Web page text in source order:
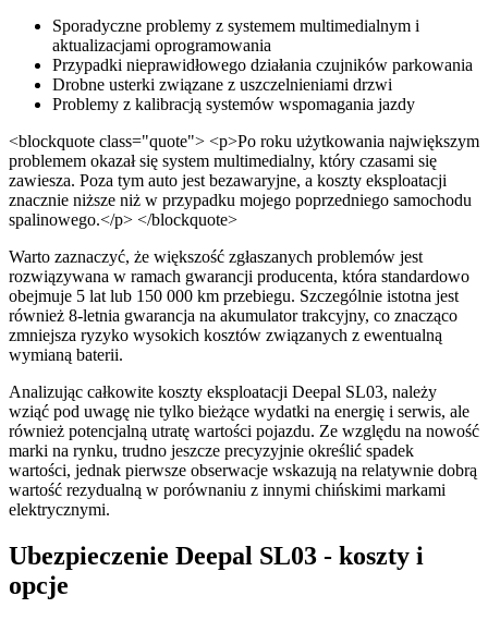
Sporadyczne problemy z systemem multimedialnym i
aktualizacjami oprogramowania
Przypadki nieprawidłowego działania czujników parkowania
Drobne usterki związane z uszczelnieniami drzwi
Problemy z kalibracją systemów wspomagania jazdy
<blockquote class="quote"> <p>Po roku użytkowania największym
problemem okazał się system multimedialny, który czasami się
zawiesza. Poza tym auto jest bezawaryjne, a koszty eksploatacji
znacznie niższe niż w przypadku mojego poprzedniego samochodu
spalinowego.</p> </blockquote>
Warto zaznaczyć, że większość zgłaszanych problemów jest
rozwiązywana w ramach gwarancji producenta, która standardowo
obejmuje 5 lat lub 150 000 km przebiegu. Szczególnie istotna jest
również 8-letnia gwarancja na akumulator trakcyjny, co znacząco
zmniejsza ryzyko wysokich kosztów związanych z ewentualną
wymianą baterii.
Analizując całkowite koszty eksploatacji Deepal SL03, należy
wziąć pod uwagę nie tylko bieżące wydatki na energię i serwis, ale
również potencjalną utratę wartości pojazdu. Ze względu na nowość
marki na rynku, trudno jeszcze precyzyjnie określić spadek
wartości, jednak pierwsze obserwacje wskazują na relatywnie dobrą
wartość rezydualną w porównaniu z innymi chińskimi markami
elektrycznymi.
Ubezpieczenie Deepal SL03 - koszty i
opcje